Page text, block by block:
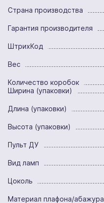
Страна производства
Гарантия производителя
ШтрихКод
Вес
Количество коробок
Ширина (упаковки)
Длина (упаковки)
Высота (упаковки)
Пульт ДУ
Вид ламп
Цоколь
Материал плафона/абажура